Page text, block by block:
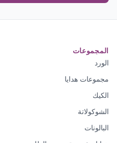
المجموعات
الورد
مجموعات هدايا
الكيك
الشوكولاتة
البالونات